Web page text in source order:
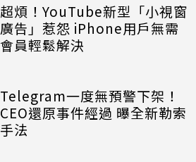
超煩！YouTube新型「小視窗
廣告」惹怨 iPhone用戶無需
會員輕鬆解決
Telegram一度無預警下架！
CEO還原事件經過 曝全新勒索
手法